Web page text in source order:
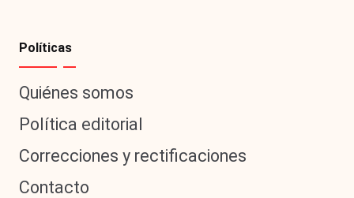
Políticas
Quiénes somos
Política editorial
Correcciones y rectificaciones
Contacto